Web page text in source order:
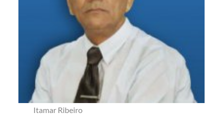
Itamar Ribeiro